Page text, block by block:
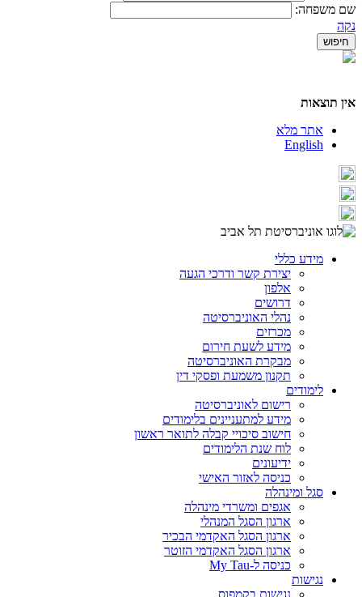
שם משפחה:
נקה
אין תוצאות
אתר מלא
English
מידע כללי
יצירת קשר ודרכי הגעה
אלפון
דרושים
נהלי האוניברסיטה
מכרזים
מידע לשעת חירום
מבקרת האוניברסיטה
תקנון משמעת ופסקי דין
לימודים
רישום לאוניברסיטה
מידע למתעניינים בלימודים
חישוב סיכויי קבלה לתואר ראשון
לוח שנת הלימודים
ידיעונים
כניסה לאזור האישי
סגל ומינהלה
אגפים ומשרדי מינהלה
ארגון הסגל המנהלי
ארגון הסגל האקדמי הבכיר
ארגון הסגל האקדמי הזוטר
כניסה ל-My Tau
נגישות
נגישות בקמפוס